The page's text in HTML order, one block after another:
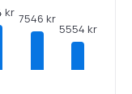
kr 7546 kr
5554 kr